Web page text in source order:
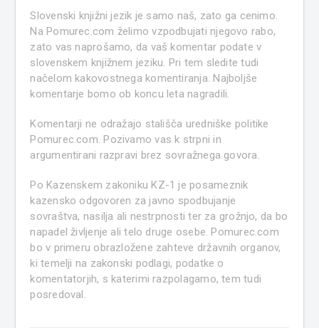
Slovenski knjižni jezik je samo naš, zato ga cenimo.
Na Pomurec.com želimo vzpodbujati njegovo rabo,
zato vas naprošamo, da vaš komentar podate v
slovenskem knjižnem jeziku. Pri tem sledite tudi
načelom kakovostnega komentiranja. Najboljše
komentarje bomo ob koncu leta nagradili.
Komentarji ne odražajo stališča uredniške politike
Pomurec.com. Pozivamo vas k strpni in
argumentirani razpravi brez sovražnega govora.
Po Kazenskem zakoniku KZ-1 je posameznik
kazensko odgovoren za javno spodbujanje
sovraštva, nasilja ali nestrpnosti ter za grožnjo, da bo
napadel življenje ali telo druge osebe. Pomurec.com
bo v primeru obrazložene zahteve državnih organov,
ki temelji na zakonski podlagi, podatke o
komentatorjih, s katerimi razpolagamo, tem tudi
posredoval.